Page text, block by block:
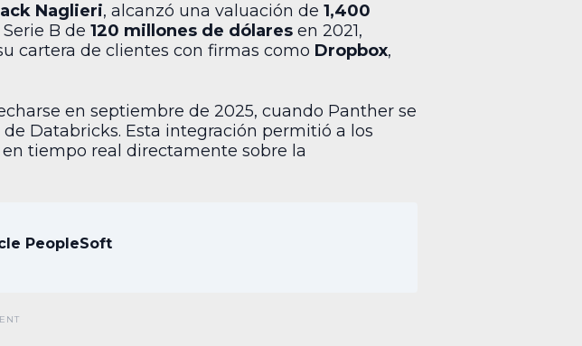
Naglieri, alcanzó una valuación de 1,400
B de 120 millones de dólares en 2021,
cartera de clientes con firmas como Dropbox,
en septiembre de 2025, cuando Panther se
Databricks. Esta integración permitió a los
tiempo real directamente sobre la
PeopleSoft